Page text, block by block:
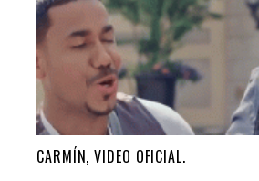
CARMÍN, VIDEO OFICIAL.